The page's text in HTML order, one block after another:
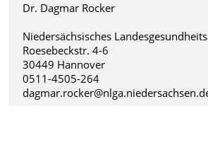
Dr. Dagmar Rocker
Niedersächsisches
Roesebeckstr. 4-6
30449 Hannover
0511-4505-264